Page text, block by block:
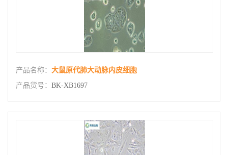
产品名称： 大鼠原代肺大动脉内皮细胞
产品货号： BK-XB1697